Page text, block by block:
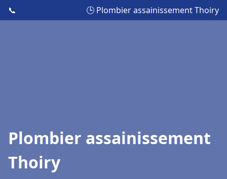
📞 🕒 Plombier assainissement Thoiry
Plombier assainissement
Thoiry